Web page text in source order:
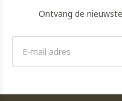
Ontvang de